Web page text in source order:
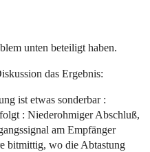
unten beteiligt haben.
das Ergebnis:
ist etwas sonderbar :
: Niederohmiger Abschluß,
am Empfänger
bitmittig, wo die Abtastung